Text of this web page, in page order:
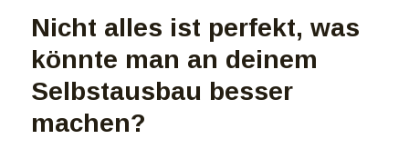
Nicht alles ist perfekt, was
könnte man an deinem
Selbstausbau besser
machen?